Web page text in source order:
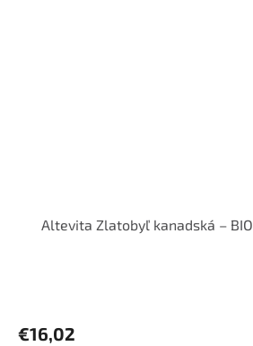
Altevita Zlatobyľ kanadská –
€16,02